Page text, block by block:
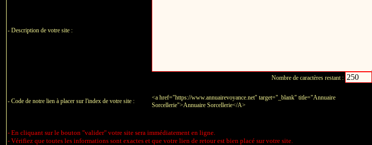
- Description de votre site :
Nombre de caractères restant :
- Code de notre lien à placer sur l'index de votre site :
<a href="https://www.annuairevoyance.net" target="_blank" title="Annuaire
Sorcellerie">Annuaire Sorcellerie</A>
- En cliquant sur le bouton "valider" votre site sera immédiatement en ligne.
- Vérifiez que toutes les informations sont exactes et que votre lien de retour est bien placé sur votre site.